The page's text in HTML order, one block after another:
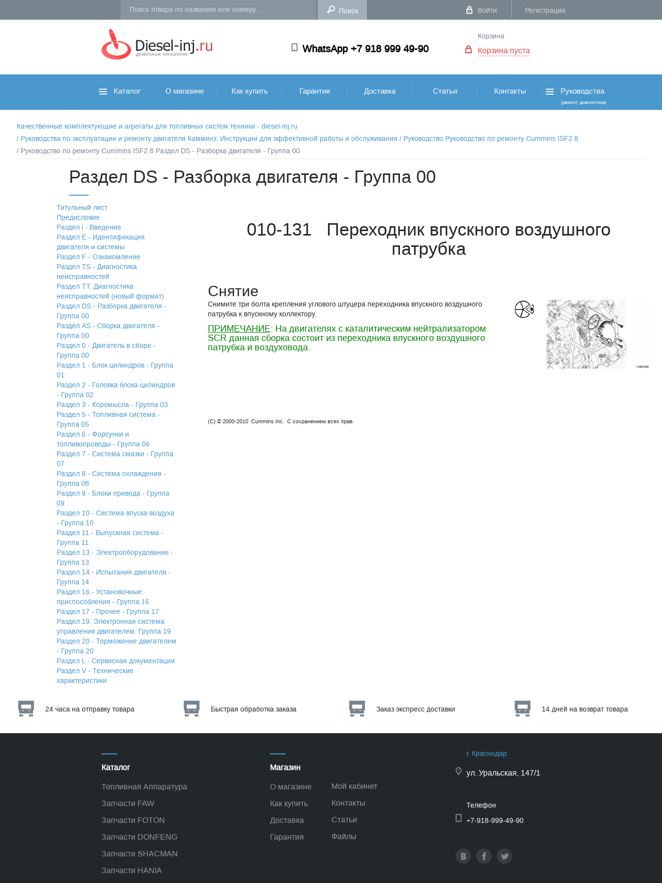
Войти Регистрация
WhatsApp +7 918 999 49-90
Корзина
Корзина пуста
Каталог О магазине Как купить Гарантия Доставка Статьи Контакты Руководства
(ремонт, диагностика)
Качественные комплектующие и агрегаты для топливных систем техники - diesel-inj.ru
/ Руководства по эксплуатации и ремонту двигателя Камминз: Инструкции для эффективной работы и обслуживания / Руководство Руководство по ремонту Cummins ISF2.8
/ Руководство по ремонту Cummins ISF2.8 Раздел DS - Разборка двигателя - Группа 00
Раздел DS - Разборка двигателя - Группа 00
Титульный лист
Предисловие
Раздел i - Введение
Раздел Е - Идентификация
двигателя и системы
Раздел F - Ознакомление
Раздел TS - Диагностика
неисправностей
Раздел TТ. Диагностика
неисправностей (новый формат)
Раздел DS - Разборка двигателя -
Группа 00
Раздел АS - Сборка двигателя -
Группа 00
Раздел 0 - Двигатель в сборе -
Группа 00
Раздел 1 - Блок цилиндров - Группа
01
Раздел 2 - Головка блока цилиндров
- Группа 02
Раздел 3 - Коромысла - Группа 03
Раздел 5 - Топливная система -
Группа 05
Раздел 6 - Форсунки и
топливопроводы - Группа 06
Раздел 7 - Система смазки - Группа
07
Раздел 8 - Система охлаждения -
Группа 08
Раздел 9 - Блоки привода - Группа
09
Раздел 10 - Система впуска воздуха
- Группа 10
Раздел 11 - Выпускная система -
Группа 11
Раздел 13 - Электрооборудование -
Группа 13
Раздел 14 - Испытания двигателя -
Группа 14
Раздел 16 - Установочные
приспособления - Группа 16
Раздел 17 - Прочее - Группа 17
Раздел 19. Электронная система
управления двигателем. Группа 19
Раздел 20 - Торможение двигателем
- Группа 20
Раздел L - Сервисная документация
Раздел V - Технические
характеристики
010-131 Переходник впускного воздушного
патрубка
Снятие
Снимите три болта крепления углового штуцера переходника впускного воздушного
патрубка к впускному коллектору.
ПРИМЕЧАНИЕ: На двигателях с каталитическим нейтрализатором
SCR данная сборка состоит из переходника впускного воздушного
патрубка и воздуховода.
(C) © 2000-2010 Cummins Inc. С сохранением всех прав.
24 часа на отправку товара Быстрая обработка заказа Заказ экспресс доставки 14 дней на возврат товара
Каталог
Топливная Аппаратура
Запчасти FAW
Запчасти FOTON
Запчасти DONFENG
Запчасти SHACMAN
Запчасти HANIA
Магазин
О магазине
Как купить
Доставка
Гарантия
Мой кабинет
Контакты
Статьи
Файлы
г. Краснодар
ул. Уральская, 147/1
Телефон
+7-918-999-49-90